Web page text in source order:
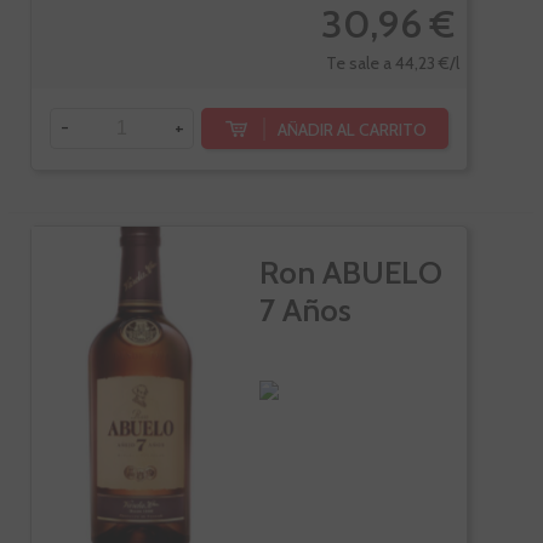
30,96 €
Te sale a 44,23 €/l
- + AÑADIR AL CARRITO
Ron ABUELO
7 Años